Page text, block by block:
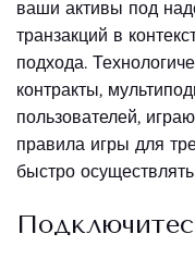
ваши активы под
транзакций в
подхода.
контракты,
пользователей,
правила игры для
быстро